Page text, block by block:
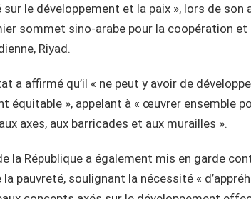
le développement et la paix », lors de
sommet sino-arabe pour la coopération
Riyad.
a affirmé qu’il « ne peut y avoir de
équitable », appelant à « œuvrer ensemble
axes, aux barricades et aux murailles ».
la République a également mis en garde
la pauvreté, soulignant la nécessité «